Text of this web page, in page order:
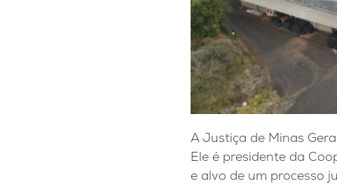
A Justiça de Minas
Ele é presidente da
e alvo de um processo